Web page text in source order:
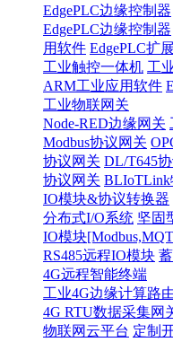
EdgePLC边缘控制器
EdgePLC边缘控制器
用软件 EdgePLC扩
工业触控一体机 工
ARM工业应用软件
工业物联网关
Node-RED边缘网关
Modbus协议网关
协议网关 DL/T645
协议网关
IO模块&协议转换器
分布式I/O系统 坚固
IO模块
RS485远程IO模块
4G远程智能终端
工业4G边缘计算路
4G RTU数据采集网
物联网云平台 定制